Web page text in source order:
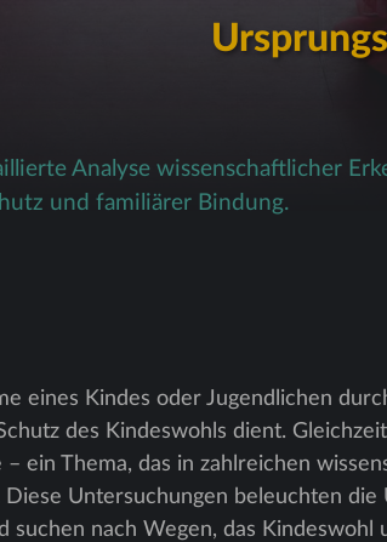
Analyse wissenschaftlicher
und familiärer Bindung.
eines Kindes oder Jugendlichen
des Kindeswohls dient.
ein Thema, das in zahlreichen
Untersuchungen beleuchten
suchen nach Wegen, das